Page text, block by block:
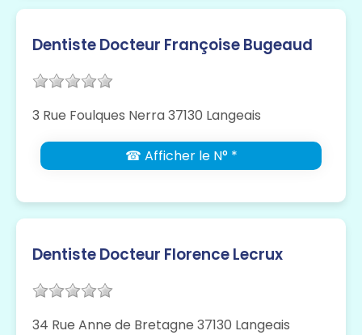
Dentiste Docteur Françoise Bugeaud
3 Rue Foulques Nerra 37130 Langeais
☎ Afficher le N° *
Dentiste Docteur Florence Lecrux
34 Rue Anne de Bretagne 37130 Langeais